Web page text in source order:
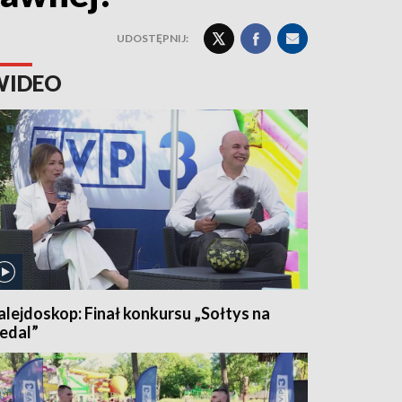
UDOSTĘPNIJ:
Finał konkursu „Sołtys na